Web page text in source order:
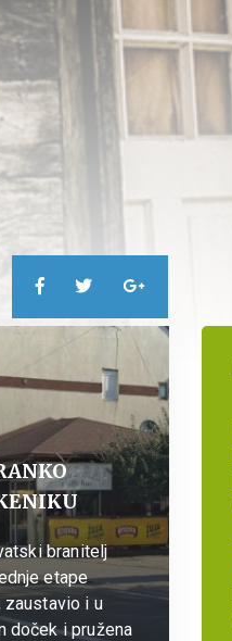
branitelj
etape
zaustavio i u
doček i pružena